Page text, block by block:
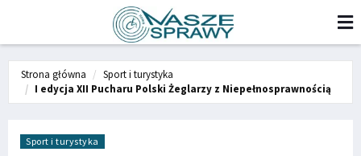
Strona główna
Sport i turystyka
I edycja XII Pucharu Polski Żeglarzy z Niepełnosprawnością
Sport i turystyka